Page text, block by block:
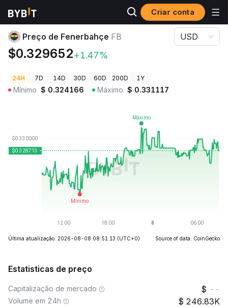
Criar conta
Preços de Criptomoedas Preço de Fenerbahçe FB
Preço de Fenerbahçe FB
$0.329652+1.47%
USD
24H 7D 14D 30D 60D 200D 1Y
Mínimo $ 0.324166 Máximo $ 0.331117
Última atualização: 2026-08-08 08:51:13 (UTC+0) Source of data: CoinGecko
Estatisticas de preço
Capitalização de mercado --
Volume em 24h 246.83K